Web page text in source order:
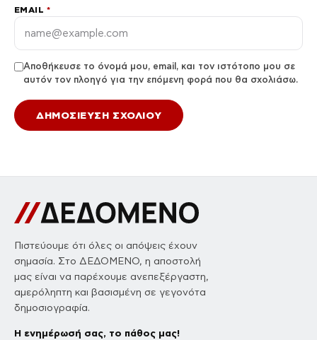
EMAIL *
Αποθήκευσε το όνομά μου, email, και τον ιστότοπο μου σε
αυτόν τον πλοηγό για την επόμενη φορά που θα σχολιάσω.
Πιστεύουμε ότι όλες οι απόψεις έχουν
σημασία. Στο ΔΕΔΟΜΕΝΟ, η αποστολή
μας είναι να παρέχουμε ανεπεξέργαστη,
αμερόληπτη και βασισμένη σε γεγονότα
δημοσιογραφία.
Η ενημέρωσή σας, το πάθος μας!